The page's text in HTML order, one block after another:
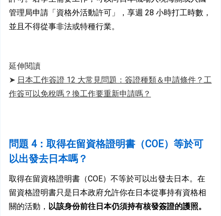
管理局申請「資格外活動許可」，享週 28 小時打工時數，
並且不得從事非法或特種行業。
延伸閱讀
➤ 日本工作簽證 12 大常見問題：簽證種類＆申請條件？工
作簽可以免稅嗎？換工作要重新申請嗎？
問題 4：取得在留資格證明書（COE）等於可
以出發去日本嗎？
取得在留資格證明書（COE）不等於可以出發去日本。在
留資格證明書只是日本政府允許你在日本從事持有資格相
關的活動， 以該身份前往日本仍須持有核發簽證的護照。